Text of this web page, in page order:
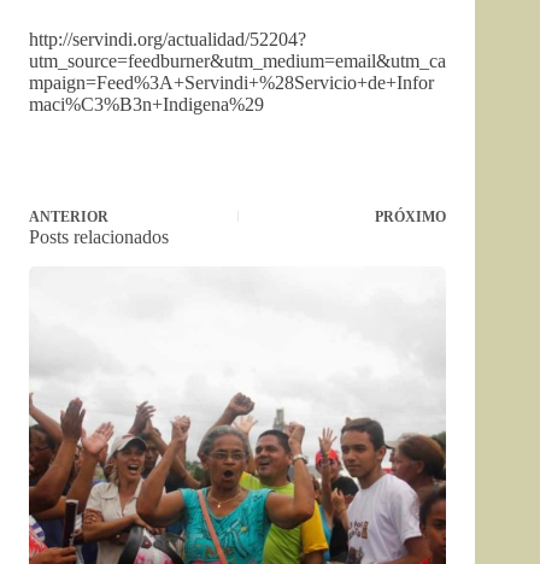
http://servindi.org/actualidad/52204?
utm_source=feedburner&utm_medium=email&utm_ca
mpaign=Feed%3A+Servindi+%28Servicio+de+Infor
maci%C3%B3n+Indigena%29
ANTERIOR PRÓXIMO
Posts relacionados